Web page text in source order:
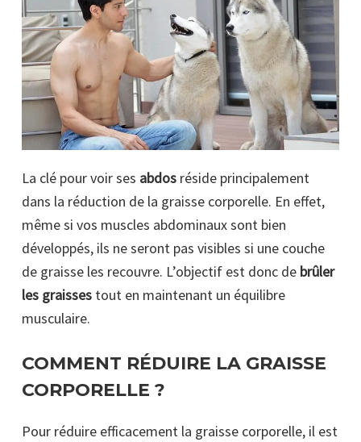
La clé pour voir ses abdos réside principalement
dans la réduction de la graisse corporelle. En effet,
même si vos muscles abdominaux sont bien
développés, ils ne seront pas visibles si une couche
de graisse les recouvre. L’objectif est donc de brûler
les graisses tout en maintenant un équilibre
musculaire.
COMMENT RÉDUIRE LA GRAISSE
CORPORELLE ?
Pour réduire efficacement la graisse corporelle, il est